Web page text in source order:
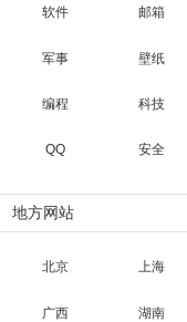
软件 邮箱
军事 壁纸
编程 科技
QQ 安全
地方网站
北京 上海
广西 湖南